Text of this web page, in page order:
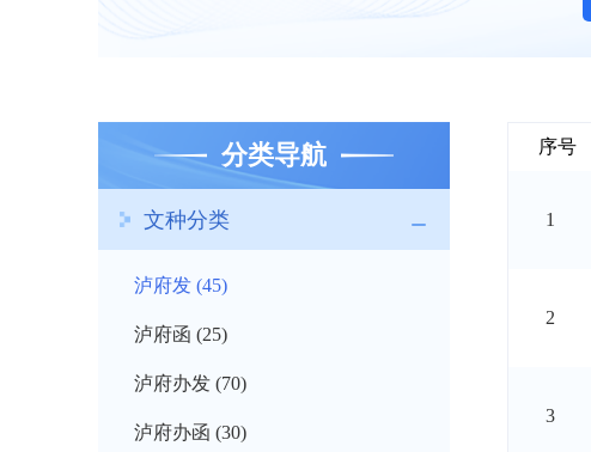
分类导航
文种分类
泸府发 (45)
泸府函 (25)
泸府办发 (70)
泸府办函 (30)
序号
1
2
3